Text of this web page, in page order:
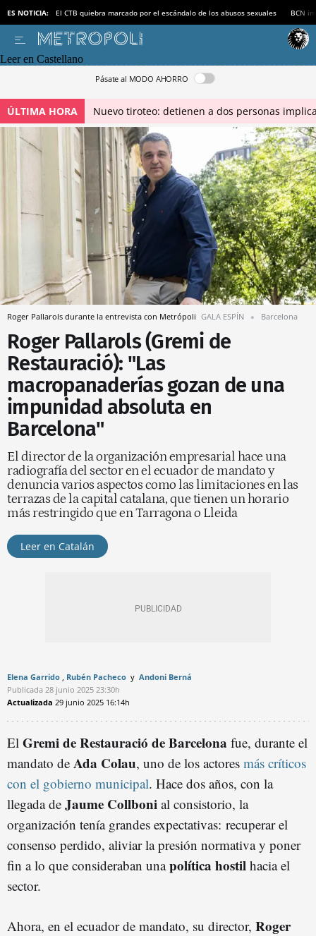
ES NOTICIA: El CTB quiebra marcado por el escándalo de los abusos sexuales BCN
Leer en Castellano
Pásate al MODO AHORRO
ÚLTIMA HORA Nuevo tiroteo: detienen a dos personas
Roger Pallarols durante la entrevista con Metrópoli GALA ESPÍN Barcelona
Roger Pallarols (Gremi de
Restauració): "Las
macropanaderías gozan de una
impunidad absoluta en
Barcelona"
El director de la organización empresarial hace una
radiografía del sector en el ecuador de mandato y
denuncia varios aspectos como las limitaciones en las
terrazas de la capital catalana, que tienen un horario
más restringido que en Tarragona o Lleida
Leer en Catalán
Elena Garrido Rubén Pacheco
Andoni Berná
Publicada 28 junio 2025 23:30h
Actualizada 29 junio 2025 16:14h
El Gremi de Restauració de Barcelona fue, durante el
mandato de Ada Colau, uno de los actores más críticos
con el gobierno municipal. Hace dos años, con la
llegada de Jaume Collboni al consistorio, la
organización tenía grandes expectativas: recuperar el
consenso perdido, aliviar la presión normativa y poner
fin a lo que consideraban unapolítica hostil hacia el
sector.
Ahora, en el ecuador de mandato, su director, Roger